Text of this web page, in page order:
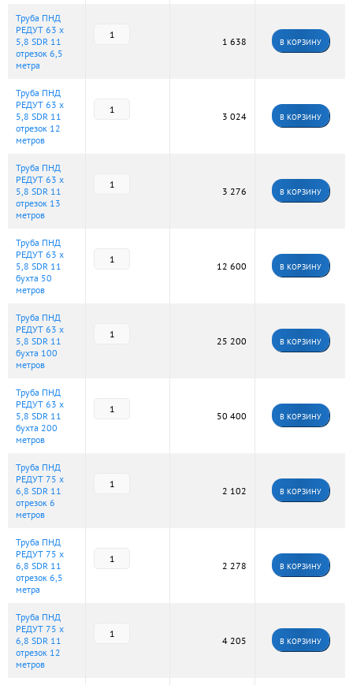
Труба ПНД
РЕДУТ 63 х
5,8 SDR 11
отрезок 6,5
метра
1 638 В КОРЗИНУ
Труба ПНД
РЕДУТ 63 х
5,8 SDR 11
отрезок 12
метров
3 024 В КОРЗИНУ
Труба ПНД
РЕДУТ 63 х
5,8 SDR 11
отрезок 13
метров
3 276 В КОРЗИНУ
Труба ПНД
РЕДУТ 63 х
5,8 SDR 11
бухта 50
метров
12 600 В КОРЗИНУ
Труба ПНД
РЕДУТ 63 х
5,8 SDR 11
бухта 100
метров
25 200 В КОРЗИНУ
Труба ПНД
РЕДУТ 63 х
5,8 SDR 11
бухта 200
метров
50 400 В КОРЗИНУ
Труба ПНД
РЕДУТ 75 х
6,8 SDR 11
отрезок 6
метров
2 102 В КОРЗИНУ
Труба ПНД
РЕДУТ 75 х
6,8 SDR 11
отрезок 6,5
метра
2 278 В КОРЗИНУ
Труба ПНД
РЕДУТ 75 х
6,8 SDR 11
отрезок 12
метров
4 205 В КОРЗИНУ